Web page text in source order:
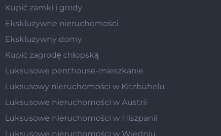
Kupić zamki i grody
Ekskluzywne nieruchomości
Ekskluzywny domy
Kupić zagrodę chłopską
Luksusowe penthouse-mieszkanie
Luksusowy nieruchomości w Kitzbühelu
Luksusowe nieruchomości w Austrii
Luksusowe nieruchomości w Hiszpanii
Luksusowe nieruchomości w Wiedniu